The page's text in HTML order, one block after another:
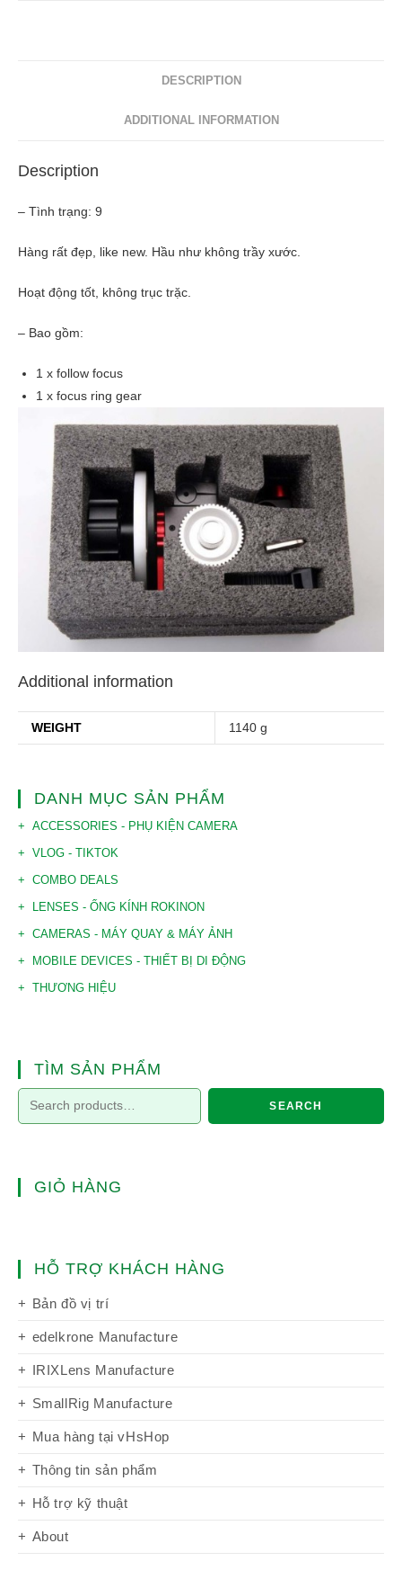
DESCRIPTION
ADDITIONAL INFORMATION
Description
– Tình trạng: 9
Hàng rất đẹp, like new. Hầu như không trầy xước.
Hoạt động tốt, không trục trặc.
– Bao gồm:
1 x follow focus
1 x focus ring gear
Additional information
WEIGHT 1140 g
DANH MỤC SẢN PHẨM
ACCESSORIES - PHỤ KIỆN CAMERA
VLOG - TIKTOK
COMBO DEALS
LENSES - ỐNG KÍNH ROKINON
CAMERAS - MÁY QUAY & MÁY ẢNH
MOBILE DEVICES - THIẾT BỊ DI ĐỘNG
THƯƠNG HIỆU
TÌM SẢN PHẨM
SEARCH
GIỎ HÀNG
HỖ TRỢ KHÁCH HÀNG
Bản đồ vị trí
edelkrone Manufacture
IRIXLens Manufacture
SmallRig Manufacture
Mua hàng tại vHsHop
Thông tin sản phẩm
Hỗ trợ kỹ thuật
About